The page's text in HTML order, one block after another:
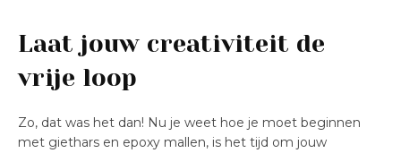
Laat jouw creativiteit de
vrije loop
Zo, dat was het dan! Nu je weet hoe je moet beginnen
met giethars en epoxy mallen, is het tijd om jouw